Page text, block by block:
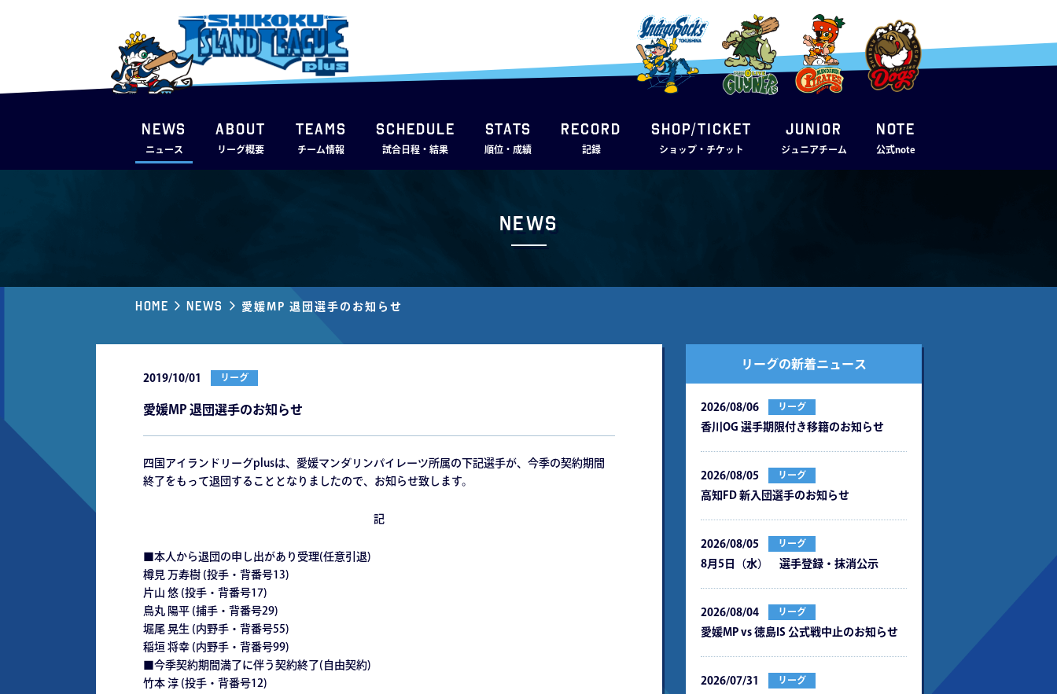
NEWS
ニュース
ABOUT
リーグ概要
TEAMS
チーム情報
SCHEDULE
試合日程・結果
STATS
順位・成績
RECORD
記録
SHOP/TICKET
ショップ・チケット
JUNIOR
ジュニアチーム
note
公式note
News
Home News 愛媛MP 退団選手のお知らせ
2019/10/01 リーグ
愛媛MP 退団選手のお知らせ
四国アイランドリーグplusは、愛媛マンダリンパイレーツ所属の下記選手が、今季の契約期間
終了をもって退団することとなりましたので、お知らせ致します。
記
■本人から退団の申し出があり受理(任意引退)
樽見 万寿樹 (投手・背番号13)
片山 悠 (投手・背番号17)
鳥丸 陽平 (捕手・背番号29)
堀尾 晃生 (内野手・背番号55)
稲垣 将幸 (内野手・背番号99)
■今季契約期間満了に伴う契約終了(自由契約)
竹本 淳 (投手・背番号12)
リーグの新着ニュース
2026/08/06 リーグ
⾹川OG 選⼿期限付き移籍のお知らせ
2026/08/05 リーグ
⾼知FD 新⼊団選⼿のお知らせ
2026/08/05 リーグ
8月5日（水） 選手登録・抹消公示
2026/08/04 リーグ
愛媛MP vs 徳島IS 公式戦中⽌のお知らせ
2026/07/31 リーグ